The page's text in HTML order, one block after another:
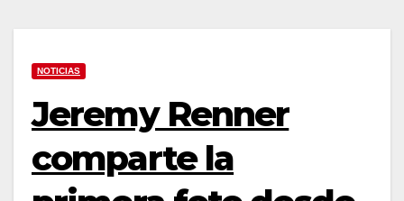
NOTICIAS
Jeremy Renner
comparte la